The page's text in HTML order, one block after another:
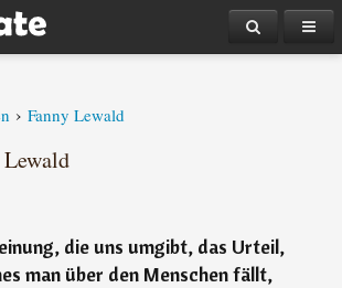
› Fanny Lewald
die uns umgibt, das Urteil,
man über den Menschen fällt,